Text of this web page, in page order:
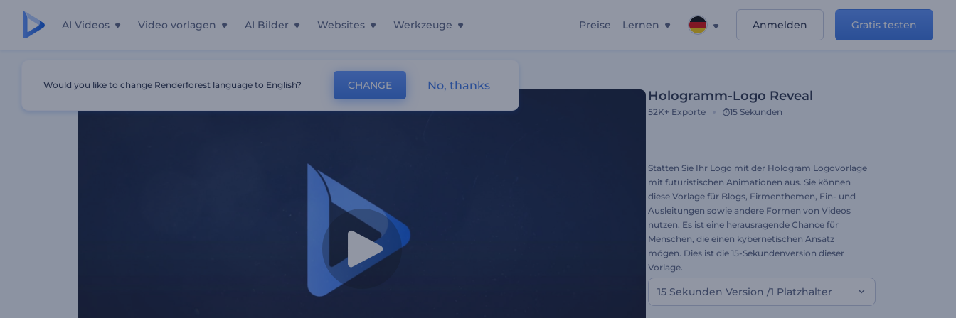
AI Videos Video vorlagen AI Bilder Websites Werkzeuge Preise Lernen Anmelden Gratis testen
Hologramm-Logo Reveal
52K+ Exporte 15 Sekunden
Statten Sie Ihr Logo mit der Hologram Logovorlage
mit futuristischen Animationen aus. Sie können
diese Vorlage für Blogs, Firmenthemen, Ein- und
Ausleitungen sowie andere Formen von Videos
nutzen. Es ist eine herausragende Chance für
Menschen, die einen kybernetischen Ansatz
mögen. Dies ist die 15-Sekundenversion dieser
Vorlage.
15 Sekunden Version /1 Platzhalter
Would you like to change Renderforest language to English? CHANGE No, thanks